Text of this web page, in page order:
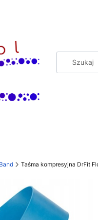
Taśma kompresyjna DrFit